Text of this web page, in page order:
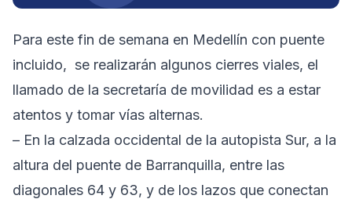
Para este fin de semana en Medellín con puente
incluido, se realizarán algunos cierres viales, el
llamado de la secretaría de movilidad es a estar
atentos y tomar vías alternas.
– En la calzada occidental de la autopista Sur, a la
altura del puente de Barranquilla, entre las
diagonales 64 y 63, y de los lazos que conectan